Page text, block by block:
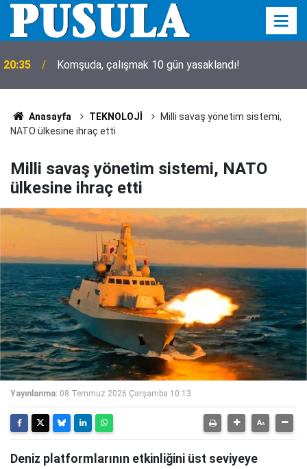
20:35 İşte sakladıkları ve utandıkları o isim!
Anasayfa TEKNOLOJİ
Milli savaş yönetim sistemi,
NATO ülkesine ihraç etti
Milli savaş yönetim sistemi, NATO
ülkesine ihraç etti
Yayınlanma: 08 Temmuz 2026 Çarşamba 10:13
Deniz platformlarının etkinliğini üst seviyeye